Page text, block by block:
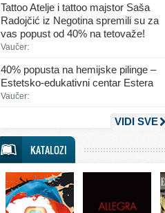
Svet kulinarstva
Svet lepote
Svet mode
Svet sporta
Svet tehnike
Svet ugostiteljstva
Tattoo Atelje i tattoo majstor Saša
Radojčić iz Negotina spremili su za
vas popust od 40% na tetovaže!
Vaučer:
40% popusta na hemijske pilinge –
Estetsko-edukativni centar Estera
Vaučer:
VIDI SVE
KATALOZI